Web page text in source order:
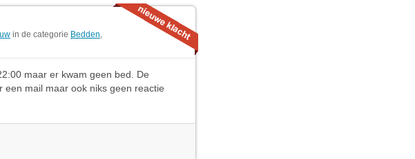
in de categorie Bedden,
maar er kwam geen bed. De
mail maar ook niks geen reactie